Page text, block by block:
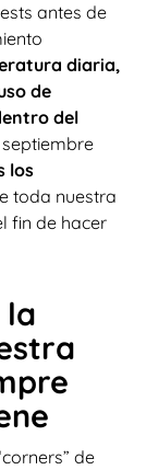
antes de
diaria,
de
del
los
toda nuestra
fin de hacer
la
de